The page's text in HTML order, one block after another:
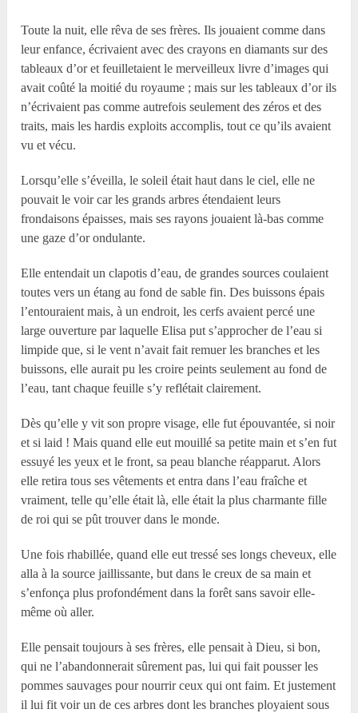
Toute la nuit, elle rêva de ses frères. Ils jouaient comme dans
leur enfance, écrivaient avec des crayons en diamants sur des
tableaux d’or et feuilletaient le merveilleux livre d’images qui
avait coûté la moitié du royaume ; mais sur les tableaux d’or ils
n’écrivaient pas comme autrefois seulement des zéros et des
traits, mais les hardis exploits accomplis, tout ce qu’ils avaient
vu et vécu.
Lorsqu’elle s’éveilla, le soleil était haut dans le ciel, elle ne
pouvait le voir car les grands arbres étendaient leurs
frondaisons épaisses, mais ses rayons jouaient là-bas comme
une gaze d’or ondulante.
Elle entendait un clapotis d’eau, de grandes sources coulaient
toutes vers un étang au fond de sable fin. Des buissons épais
l’entouraient mais, à un endroit, les cerfs avaient percé une
large ouverture par laquelle Elisa put s’approcher de l’eau si
limpide que, si le vent n’avait fait remuer les branches et les
buissons, elle aurait pu les croire peints seulement au fond de
l’eau, tant chaque feuille s’y reflétait clairement.
Dès qu’elle y vit son propre visage, elle fut épouvantée, si noir
et si laid ! Mais quand elle eut mouillé sa petite main et s’en fut
essuyé les yeux et le front, sa peau blanche réapparut. Alors
elle retira tous ses vêtements et entra dans l’eau fraîche et
vraiment, telle qu’elle était là, elle était la plus charmante fille
de roi qui se pût trouver dans le monde.
Une fois rhabillée, quand elle eut tressé ses longs cheveux, elle
alla à la source jaillissante, but dans le creux de sa main et
s’enfonça plus profondément dans la forêt sans savoir elle-
même où aller.
Elle pensait toujours à ses frères, elle pensait à Dieu, si bon,
qui ne l’abandonnerait sûrement pas, lui qui fait pousser les
pommes sauvages pour nourrir ceux qui ont faim. Et justement
il lui fit voir un de ces arbres dont les branches ployaient sous